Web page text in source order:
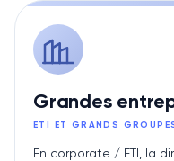
Grandes
ETI ET GRANDS
En corporate / ETI, la